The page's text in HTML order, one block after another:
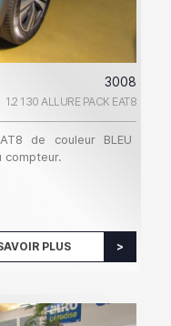
3008
1.2 130 ALLURE PACK EAT8
de couleur BLEU
compteur.
PLUS